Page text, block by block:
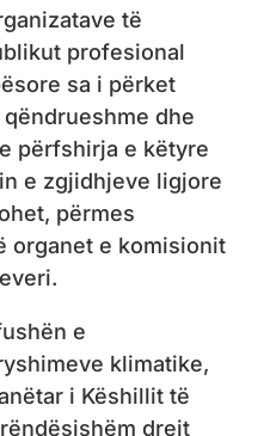
të
profesional
sa i përket
dhe
përfshirja e këtyre
e zgjidhjeve ligjore
përmes
organet e komisionit
e
klimatike,
i Këshillit të
drejt